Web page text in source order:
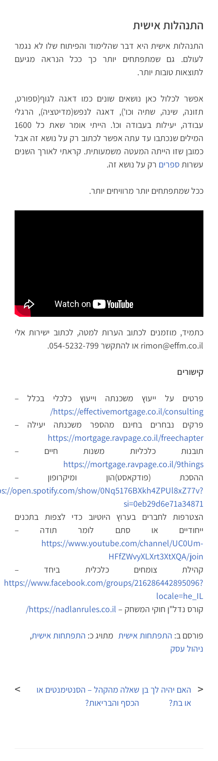
התנהלות אישית
התנהלות אישית היא דבר שהלימוד והפיתוח שלו לא נגמר
לעולם. גם שמתפתחים יותר כך ככל הנראה מגיעם
לתוצאות טובות יותר.
אפשר לכלול כאן נושאים שונים כמו דאגה לגוף(ספורט,
תזונה, שינה, שתיה וכו'), דאגה לנפש(מדיטציה), הרגלי
עבודה, יעילות בעבודה וכו'. הייתי אומר שאת כל 1600
המילים שנכתבו עד עתה אפשר לכתוב רק על נושא זה אבל
כמובן שזו הייתה המעטה משמעותית. קראתי לאורך השנים
עשרותספריםרק על נושא זה.
ככל שמתפתחים יותר מרוויחים יותר.
כתמיד, מוזמנים לכתוב הערות למטה, לכתוב ישירות אלי
rimon@effm.co.il או להתקשר 054-5232-799.
קישורים
פרטים על ייעוץ משכנתה וייעוץ כלכלי בכלל –
https://effectivemortgage.co.il/consulting/
פרקים נבחרים בחינם מהספר משכנתה יעילה –
https://mortgage.ravpage.co.il/freechapter
תובנות כלכליות משנות חיים –
https://mortgage.ravpage.co.il/9things
ההסכת (פודקאסט)הון ומיקרופון –
https://open.spotify.com/show/0Nq5176BXkh4ZPUl8xZ77v?
si=0eb29d6e71a34871
הצטרפות לחברים בערוץ היוטיוב כדי לצפות בתכנים
ייחודיים או סתם לומר תודה –
https://www.youtube.com/channel/UC0Um-
HFfZWvyXLXrt3XtXQA/join
קהילת צומחים כלכלית ביחד –
https://www.facebook.com/groups/216286442895096?
locale=he_IL
קורס נדל"ן חוקי המשחק –https://nadlanrules.co.il/
פורסם ב:התפתחות אישית מתויג כ:התפתחות אישית,
ניהול עסק
האם יהיה לך בן
או בת?
שאלה מהקהל – הסנטימנטים או
הכסף והבריאות?